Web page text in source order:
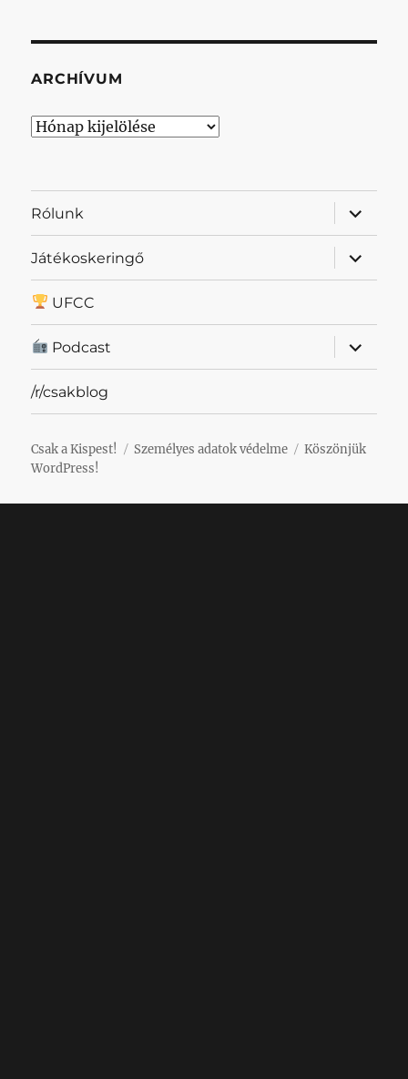
ARCHÍVUM
Archívum
Rólunk
almenü
Játékoskeringő
almenü
UFCC
Podcast
almenü
/r/csakblog
Csak a Kispest! Személyes adatok védelme
Köszönjük
WordPress!